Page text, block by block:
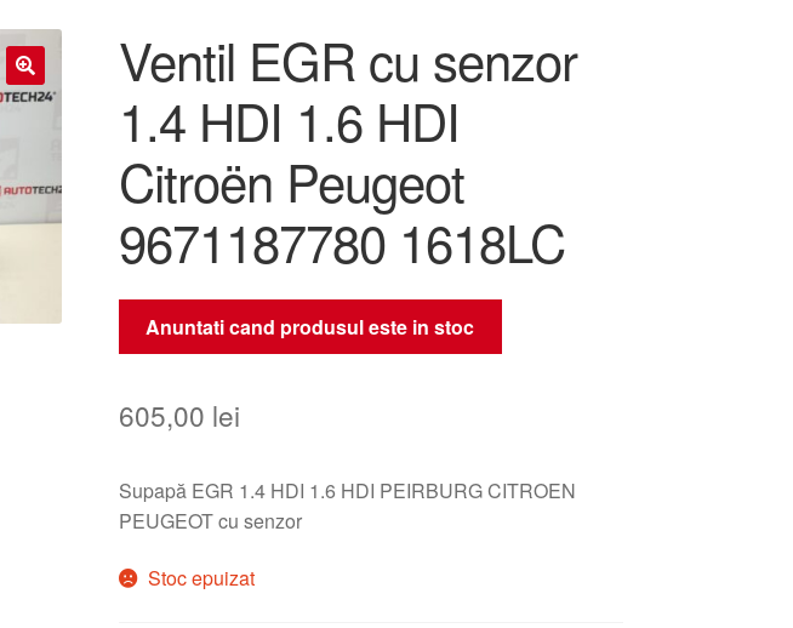
🔍
Ventil EGR cu senzor
1.4 HDI 1.6 HDI
Citroën Peugeot
9671187780 1618LC
Anuntati cand produsul este in stoc
605,00 lei
Supapă EGR 1.4 HDI 1.6 HDI PEIRBURG CITROEN
PEUGEOT cu senzor
Stoc epuizat